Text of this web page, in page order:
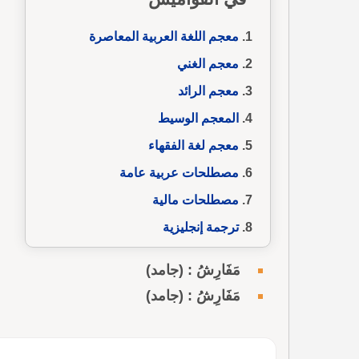
معجم اللغة العربية المعاصرة
معجم الغني
معجم الرائد
المعجم الوسيط
معجم لغة الفقهاء
مصطلحات عربية عامة
مصطلحات مالية
ترجمة إنجليزية
مَفَارِشُ : (جامد)
مَفَارِشُ : (جامد)